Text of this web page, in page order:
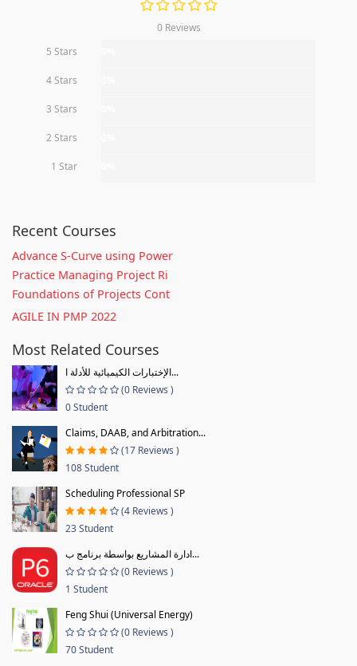
0 Reviews
5 Stars
4 Stars
3 Stars
2 Stars
1 Star
Recent Courses
Advance S-Curve using Power
Practice Managing Project Ri
Foundations of Projects Cont
AGILE IN PMP 2022
Most Related Courses
الإختبارات الكيميائية للأدلة ا...
(0 Reviews )
0 Student
Claims, DAAB, and Arbitration...
(17 Reviews )
108 Student
Scheduling Professional SP
(4 Reviews )
23 Student
ادارة المشاريع بواسطة برنامج ب...
(0 Reviews )
1 Student
Feng Shui (Universal Energy)
(0 Reviews )
70 Student